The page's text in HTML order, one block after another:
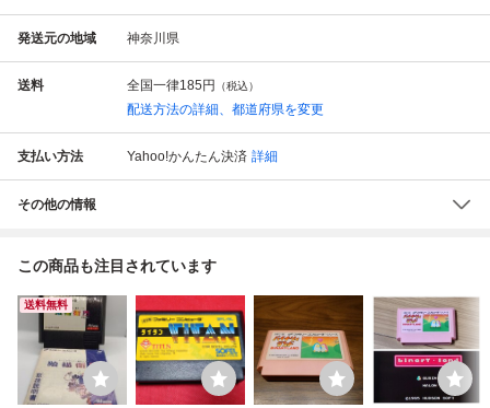
発送元の地域 神奈川県
送料 全国一律185円 （税込）
配送方法の詳細、都道府県を変更
支払い方法 Yahoo!かんたん決済 詳細
その他の情報
この商品も注目されています
送料無料